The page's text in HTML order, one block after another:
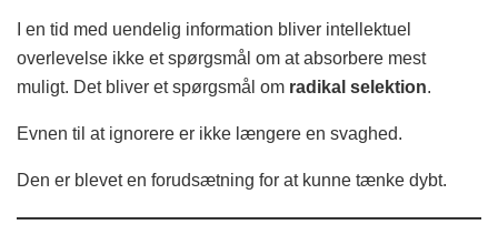
I en tid med uendelig information bliver intellektuel
overlevelse ikke et spørgsmål om at absorbere mest
muligt. Det bliver et spørgsmål om radikal selektion.
Evnen til at ignorere er ikke længere en svaghed.
Den er blevet en forudsætning for at kunne tænke dybt.